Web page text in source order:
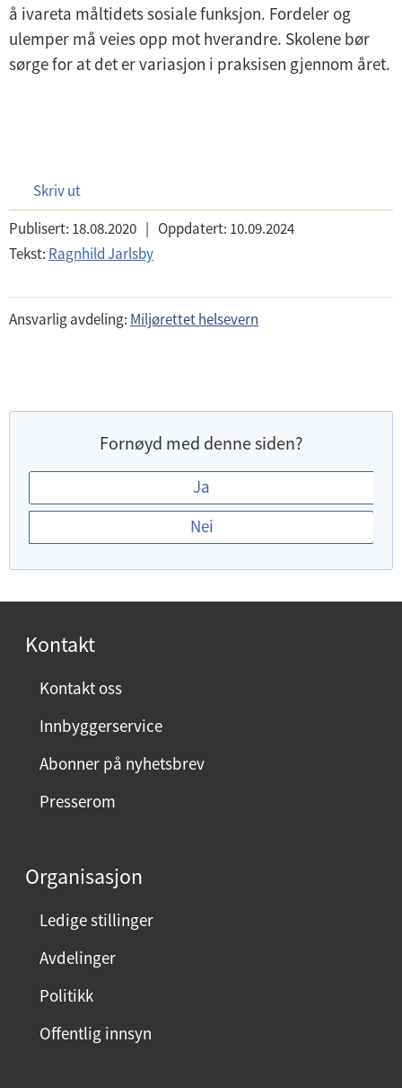
å ivareta måltidets sosiale funksjon. Fordeler og
ulemper må veies opp mot hverandre. Skolene bør
sørge for at det er variasjon i praksisen gjennom året.
Skriv ut
Publisert: 18.08.2020 | Oppdatert: 10.09.2024
Tekst: Ragnhild Jarlsby
Ansvarlig avdeling: Miljørettet helsevern
Fornøyd med denne siden?
E
r
o
r
n
m
n
Ja
Nei
Kontakt
Kontakt oss
Innbyggerservice
Abonner på nyhetsbrev
Presserom
Organisasjon
Ledige stillinger
Avdelinger
Politikk
Offentlig innsyn